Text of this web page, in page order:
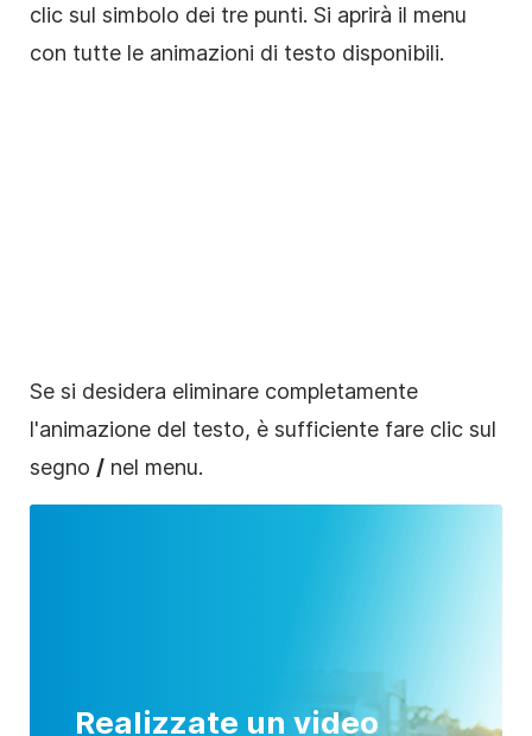
clic sul simbolo dei tre punti. Si aprirà il menu
con tutte le animazioni di testo disponibili.
Se si desidera eliminare completamente
l'animazione del testo, è sufficiente fare clic sul
segno / nel menu.
Realizzate un video